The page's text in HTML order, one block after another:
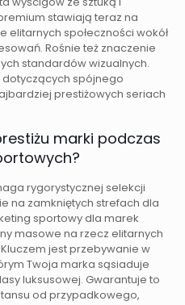
stawiają teraz na
elitarnych społeczności wokół
Rośnie też znaczenie
standardów wizualnych.
spójnego
prestiżowych seriach
marki podczas
rygorystycznej selekcji
na zamkniętych strefach dla
sportowy dla marek
masowe na rzecz elitarnych
jest przebywanie w
Twoja marka sąsiaduje
luksusowej. Gwarantuje to
od przypadkowego,